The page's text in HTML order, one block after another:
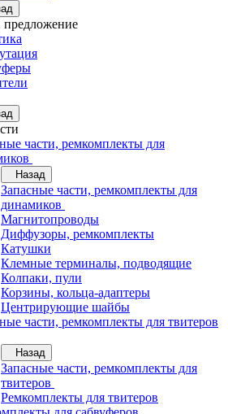
части, ремкомплекты для
Назад
Запасные части, ремкомплекты для
динамиков
Магнитопроводы
Диффузоры, ремкомплекты
Катушки
Клемные терминалы, подводящие
Колпаки, пули
Корзины, кольца-адаптеры
Центрирующие шайбы
части, ремкомплекты для твитеров
Назад
Запасные части, ремкомплекты для
твитеров
Ремкомплекты для твитеров